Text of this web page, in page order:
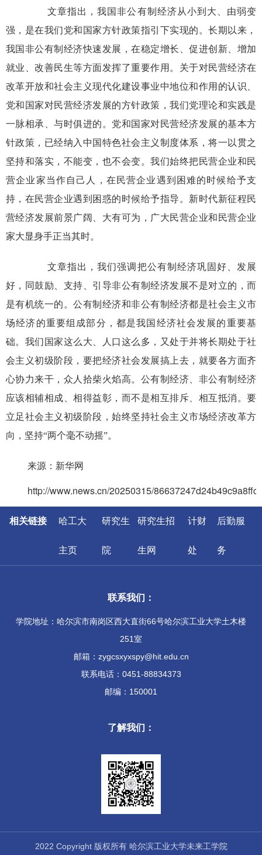
文章指出，我国非公有制经济从小到大、由弱变
强，是在我们党和国家方针政策指引下实现的。长期以来，
我国非公有制经济快速发展，在稳定增长、促进创新、增加
就业、改善民生等方面发挥了重要作用。关于对民营经济在
改革开放和社会主义现代化建设事业中地位和作用的认识、
党和国家对民营经济发展的方针政策，我们党理论和实践是
一脉相承、与时俱进的。党和国家对民营经济发展的基本方
针政策，已经纳入中国特色社会主义制度体系，将一以贯之
坚持和落实，不能变，也不会变。我们始终把民营企业和民
营企业家当作自己人，在民营企业遇到困难的时候给予支
持，在民营企业遇到困惑的时候给予指导。新时代新征程民
营经济发展前景广阔、大有可为，广大民营企业和民营企业
家大显身手正当其时。
文章指出，我们强调把公有制经济巩固好、发展
好，同鼓励、支持、引导非公有制经济发展不是对立的，而
是有机统一的。公有制经济和非公有制经济都是社会主义市
场经济的重要组成部分，都是我国经济社会发展的重要基
础。我们国家这么大、人口这么多，又处于并将长期处于社
会主义初级阶段，要把经济社会发展搞上去，就要各方面齐
心协力来干，众人拾柴火焰高。公有制经济、非公有制经济
应该相辅相成、相得益彰，而不是相互排斥、相互抵消。要
立足社会主义初级阶段，始终坚持社会主义市场经济改革方
向，坚持“两个毫不动摇”。
来源： 新华网
http://www.news.cn/20250315/
相关链接 哈工大
主页
研究生
院
研究生招
生网
计财
处
后勤服
务
联系我们：
学院地址：哈尔滨市南岗区西大直街66号哈尔滨工业大学土木楼
251室
邮箱：zygcsxyxspy@hit.edu.cn
联系电话：0451-88834373
邮编：150001
了解我们：
2022 Copyright 版权所有 哈尔滨工业大学未来工学院